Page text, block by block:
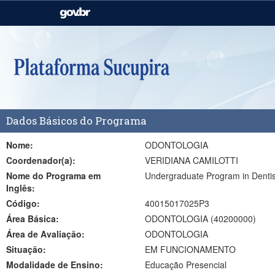
Casa Civil
Pecuária e Abastecimento
Dados Básicos do Programa
Nome:
ODONTOLOGIA
Coordenador(a):
VERIDIANA CAMILOTTI
Nome do Programa em
Inglês:
Undergraduate Program in
Código:
40015017025P3
Área Básica:
ODONTOLOGIA (40200000)
Área de Avaliação:
ODONTOLOGIA
Situação:
EM FUNCIONAMENTO
Modalidade de Ensino:
Educação Presencial